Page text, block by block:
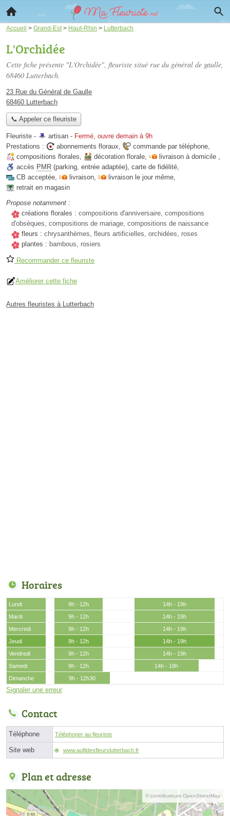
Accueil > Grand-Est > Haut-Rhin > Lutterbach
L'Orchidée
Cette fiche présente "L'Orchidée", fleuriste situé rue du général de gaulle,
68460 Lutterbach.
23 Rue du Général de Gaulle
68460 Lutterbach
📞 Appeler ce fleuriste
Fleuriste - artisan - Fermé, ouvre demain à 9h
Prestations :
abonnements floraux, commande par téléphone,
compositions florales, décoration florale, livraison à domicile ,
accès PMR (parking, entrée adaptée), carte de fidélité,
CB acceptée, livraison, livraison le jour même,
retrait en magasin
Propose notamment :
créations florales : compositions d'anniversaire, compositions
d'obsèques, compositions de mariage, compositions de naissance
fleurs : chrysanthèmes, fleurs artificielles, orchidées, roses
plantes : bambous, rosiers
Recommander ce fleuriste
Améliorer cette fiche
Autres fleuristes à Lutterbach
Horaires
Lundi 9h - 12h
14h - 19h
Mardi
9h - 12h
14h - 19h
Mercredi
9h - 12h
14h - 19h
Jeudi
9h - 12h
14h - 19h
Vendredi
9h - 12h
14h - 19h
Samedi
9h - 12h
14h - 18h
Dimanche
9h - 12h30
Signaler une erreur
Contact
Téléphone Téléphoner au fleuriste
Site web www.aufildesfleurslutterbach.fr
Plan et adresse
© contributeurs OpenStreetMap